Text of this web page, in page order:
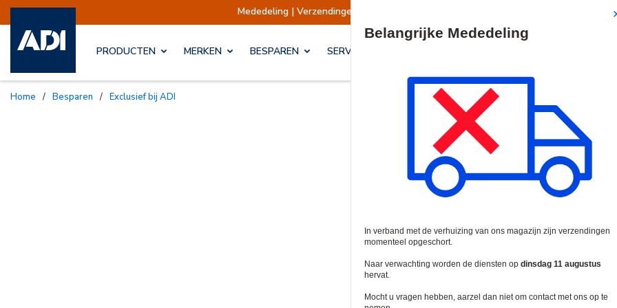
Mededeling | Verzendingen opgeschort Verzendingen worden op dinsdag
PRODUCTEN MERKEN BESPAREN SERVICES & OPLOSSINGEN
Home / Besparen / Exclusief bij ADI